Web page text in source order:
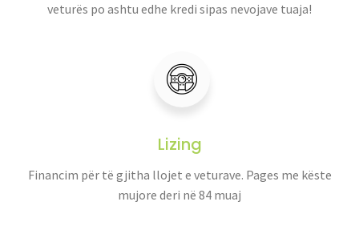
veturës po ashtu edhe kredi sipas nevojave tuaja!
Lizing
Financim për të gjitha llojet e veturave. Pages me këste
mujore deri në 84 muaj